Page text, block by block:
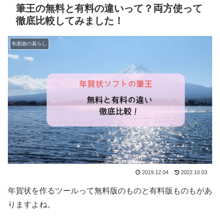
筆王の無料と有料の違いって？両方使って
徹底比較してみました！
転勤族の暮らし
2019.12.04 2022.10.03
年賀状を作るツールって無料版のものと有料版ものもがあ
りますよね。